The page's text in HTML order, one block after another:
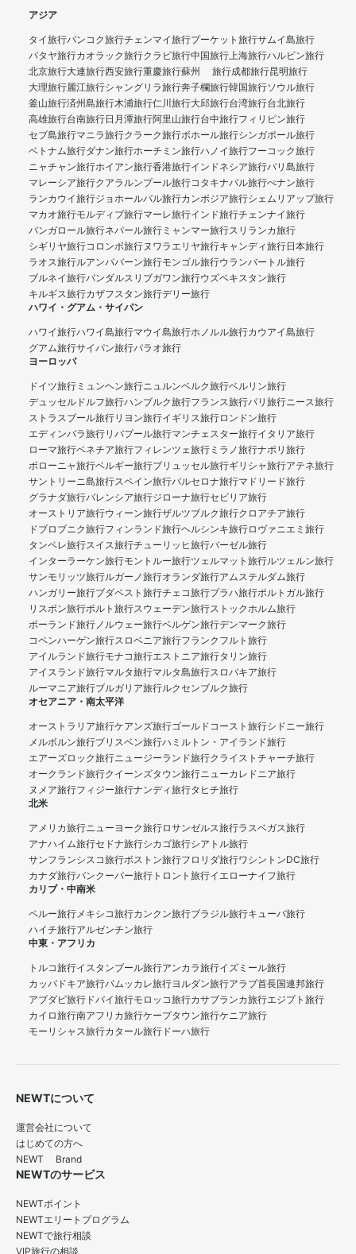
アジア
タイ旅行バンコク旅行チェンマイ旅行プーケット旅行サムイ島旅行
パタヤ旅行カオラック旅行クラビ旅行中国旅行上海旅行ハルビン旅行
北京旅行大連旅行西安旅行重慶旅行蘇州 旅行成都旅行昆明旅行
大理旅行麗江旅行シャングリラ旅行奔子欄旅行韓国旅行ソウル旅行
釜山旅行済州島旅行木浦旅行仁川旅行大邱旅行台湾旅行台北旅行
高雄旅行台南旅行日月潭旅行阿里山旅行台中旅行フィリピン旅行
セブ島旅行マニラ旅行クラーク旅行ボホール旅行シンガポール旅行
ベトナム旅行ダナン旅行ホーチミン旅行ハノイ旅行フーコック旅行
ニャチャン旅行ホイアン旅行香港旅行インドネシア旅行バリ島旅行
マレーシア旅行クアラルンプール旅行コタキナバル旅行ぺナン旅行
ランカウイ旅行ジョホールバル旅行カンボジア旅行シェムリアップ旅行
マカオ旅行モルディブ旅行マーレ旅行インド旅行チェンナイ旅行
バンガロール旅行ネパール旅行 ミャンマー旅行スリランカ旅行
シギリヤ旅行コロンボ旅行ヌワラエリヤ旅行キャンディ旅行日本旅行
ラオス旅行ルアンパバーン旅行モンゴル旅行ウランバートル旅行
ブルネイ旅行バンダルスリブガワン旅行ウズベキスタン旅行
キルギス旅行カザフスタン旅行デリー旅行
ハワイ・グアム・サイパン
ハワイ旅行ハワイ島旅行マウイ島旅行ホノルル旅行カウアイ島旅行
グアム旅行サイパン旅行パラオ旅行
ヨーロッパ
ドイツ旅行 ミュンヘン旅行ニュルンベルク旅行ベルリン旅行
デュッセルドルフ旅行ハンブルク旅行フランス旅行パリ旅行ニース旅行
ストラスブール旅行リヨン旅行イギリス旅行ロンドン旅行
エディンバラ旅行リバプール旅行マンチェスター旅行イタリア旅行
ローマ旅行ベネチア旅行フィレンツェ旅行 ミラノ旅行ナポリ旅行
ボローニャ旅行ベルギー旅行ブリュッセル旅行ギリシャ旅行アテネ旅行
サントリーニ島旅行スペイン旅行バルセロナ旅行マドリード旅行
グラナダ旅行バレンシア旅行ジローナ旅行セビリア旅行
オーストリア旅行ウィーン旅行ザルツブルク旅行クロアチア旅行
ドブロブニク旅行フィンランド旅行ヘルシンキ旅行ロヴァニエミ旅行
タンペレ旅行スイス旅行チューリッヒ旅行バーゼル旅行
インターラーケン旅行モントルー旅行ツェルマット旅行ルツェルン旅行
サンモリッツ旅行ルガーノ旅行オランダ旅行アムステルダム旅行
ハンガリー旅行ブダペスト旅行チェコ旅行プラハ旅行ポルトガル旅行
リスボン旅行ポルト旅行スウェーデン旅行ストックホルム旅行
ポーランド旅行ノルウェー旅行ベルゲン旅行デンマーク旅行
コペンハーゲン旅行スロベニア旅行フランクフルト旅行
アイルランド旅行モナコ旅行エストニア旅行タリン旅行
アイスランド旅行マルタ旅行マルタ島旅行スロバキア旅行
ルーマニア旅行ブルガリア旅行ルクセンブルク旅行
オセアニア・南太平洋
オーストラリア旅行ケアンズ旅行ゴールドコースト旅行シドニー旅行
メルボルン旅行ブリスベン旅行ハミルトン・アイランド旅行
エアーズロック旅行ニュージーランド旅行クライストチャーチ旅行
オークランド旅行クイーンズタウン旅行ニューカレドニア旅行
ヌメア旅行フィジー旅行ナンディ旅行タヒチ旅行
北米
アメリカ旅行ニューヨーク旅行ロサンゼルス旅行ラスベガス旅行
アナハイム旅行セドナ旅行シカゴ旅行シアトル旅行
サンフランシスコ旅行ボストン旅行フロリダ旅行ワシントンDC旅行
カナダ旅行バンクーバー旅行 トロント旅行イエローナイフ旅行
カリブ・中南米
ペルー旅行メキシコ旅行カンクン旅行ブラジル旅行キューバ旅行
ハイチ旅行アルゼンチン旅行
中東・アフリカ
トルコ旅行イスタンブール旅行アンカラ旅行イズミール旅行
カッパドキア旅行パムッカレ旅行ヨルダン旅行アラブ首長国連邦旅行
アブダビ旅行 ドバイ旅行モロッコ旅行カサブランカ旅行エジプト旅行
カイロ旅行南アフリカ旅行ケープタウン旅行ケニア旅行
モーリシャス旅行カタール旅行 ドーハ旅行
NEWTについて
運営会社について
はじめての方へ
NEWT Brand
NEWTのサービス
NEWTポイント
NEWTエリートプログラム
NEWTで旅行相談
VIP旅行の相談